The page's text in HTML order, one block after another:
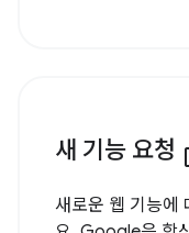
새 기능 요청
새로운 웹 기능에